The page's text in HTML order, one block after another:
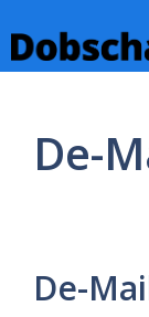
Inhalt
springen
De-
De-